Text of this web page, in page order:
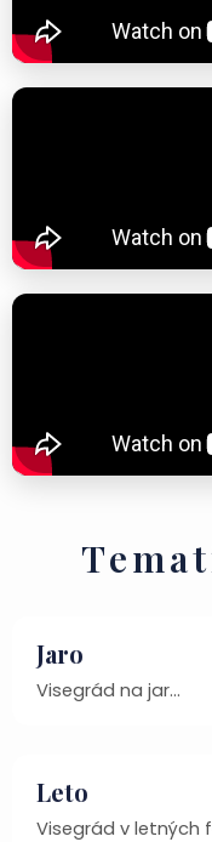
Jaro
Visegrád na jar…
Leto
Visegrád v letných